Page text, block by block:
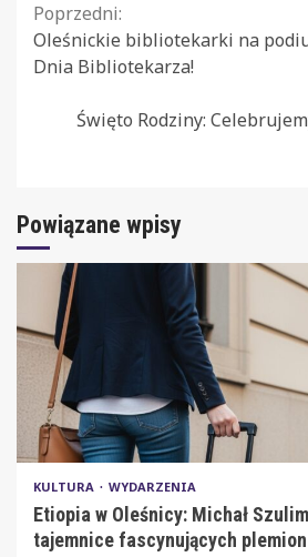
Continue
Reading
Poprzedni:
Oleśnickie bibliotekarki na
Dnia Bibliotekarza!
Święto Rodziny:
Powiązane wpisy
KULTURA WYDARZENIA
Etiopia w Oleśnicy: Michał
tajemnice fascynujących plemion